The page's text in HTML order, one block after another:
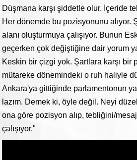
Düşmana karşı şiddetle olur. İçeride
Her dönemde bu pozisyonunu alıyor.
alanı oluşturmuya çalışıyor. Bunun
geçerken çok değiştiğine dair yorum
Keskin bir çizgi yok. Şartlara karşı bir
mütareke dönemindeki o ruh haliyle
Ankara'ya gittiğinde parlamentonun
lazım. Demek ki, öyle değil. Neyi
ona göre pozisyon alıp, tebliğini/
çalışıyor."